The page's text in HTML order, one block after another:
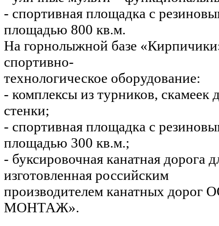
- спортивная площадка с
площадью 800 кв.м.
На горнолыжной базе
спортивно-
технологическое оборудование:
- комплексы из турников, скамеек
стенки;
- спортивная площадка с
площадью 300 кв.м.;
- буксировочная канатная дорога
изготовленная российским
производителем канатных
МОНТАЖ».